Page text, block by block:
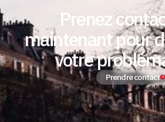
Prenez
maintenant pour
votre
Prendre contact